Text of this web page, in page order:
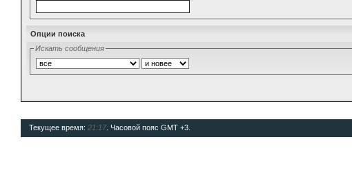
Опции поиска
Искать сообщения
Текущее время: 21:17. Часовой пояс GMT +3.